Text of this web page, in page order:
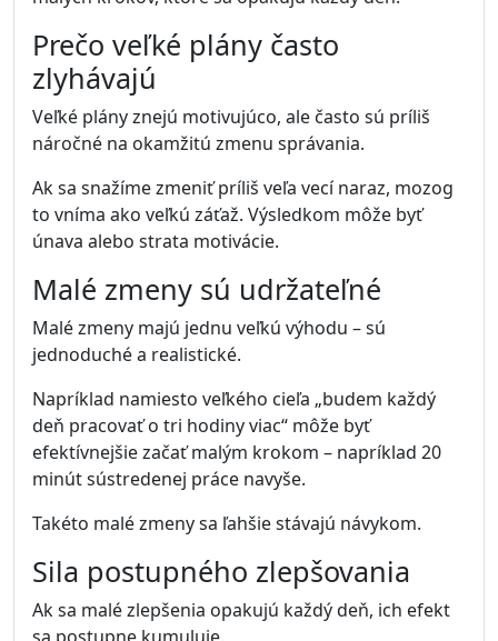
Prvé minúty dňa majú veľký vplyv na celkovú
náladu aj produktivitu.
Krátke ranné návyky, ako napríklad pohyb, pokojné
raňajky alebo plánovanie dňa, môžu výrazne zlepšiť
energiu počas celého dňa.
Krok 2 – Naplánujte
najdôležitejšie úlohy ráno
dopoludňajších hodinách. Preto je dobré práve
vtedy riešiť najnáročnejšie úlohy.
Jednoduchšie úlohy môžete presunúť na neskôr.
Krok 3 – Pracujte v blokoch
sústredenia
Práca v dlhých neprerušovaných intervaloch môže
blokoch sústredenia.
Celý článok